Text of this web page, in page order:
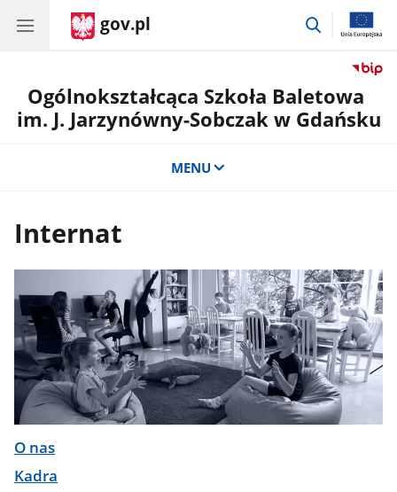
gov.pl
przejdź
Ogólnokształcąca Szkoła Baletowa
im. J. Jarzynówny-Sobczak w Gdańsku
MENU
Internat
O nas
Kadra